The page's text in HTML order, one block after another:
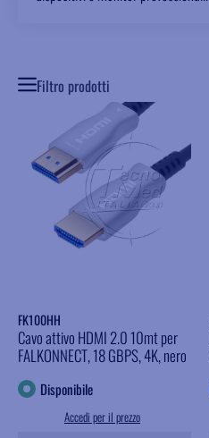
Filtro prodotti
FK100HH
Cavo attivo HDMI 2.0 10mt per
FALKONNECT, 18 GBPS, 4K, nero
Disponibile
Accedi per il prezzo